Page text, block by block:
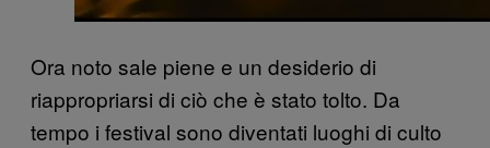
Ora noto sale piene e un desiderio di
riappropriarsi di ciò che è stato tolto. Da
tempo i festival sono diventati luoghi di culto